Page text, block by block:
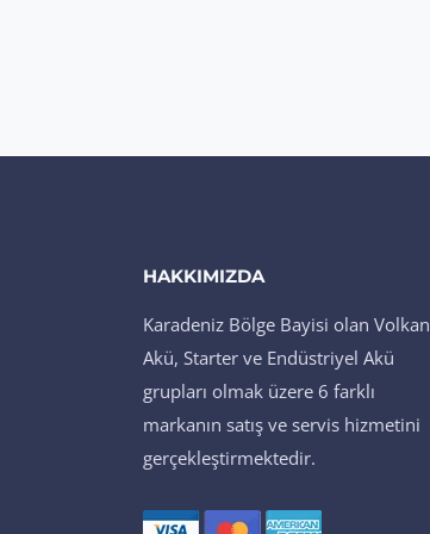
HAKKIMIZDA
Karadeniz Bölge Bayisi olan Volkan
Akü, Starter ve Endüstriyel Akü
grupları olmak üzere 6 farklı
markanın satış ve servis hizmetini
gerçekleştirmektedir.